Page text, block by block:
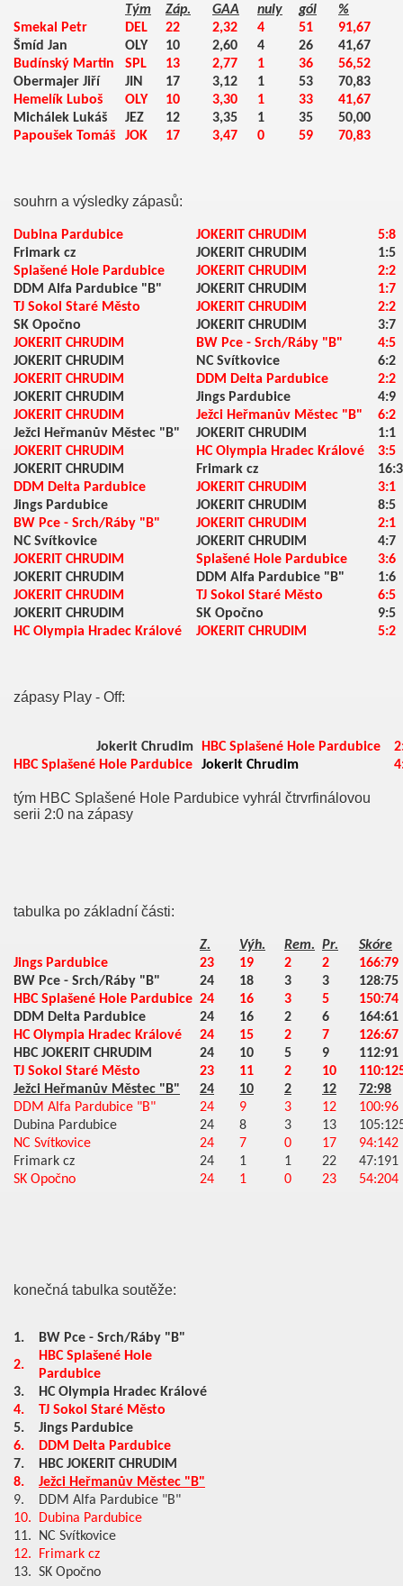
Tým Záp. GAA nuly gól
%
Smekal Petr
DEL 22 2,32 4 51
91,67
Šmíd Jan
OLY 10 2,60 4 26
41,67
Budínský Martin
SPL 13 2,77 1 36
56,52
Obermajer Jiří
JIN 17 3,12 1 53
70,83
Hemelík Luboš
OLY 10 3,30 1 33
41,67
Michálek Lukáš
JEZ 12 3,35 1 35
50,00
Papoušek Tomáš
JOK 17 3,47 0 59 70,83
souhrn a výsledky zápasů:
Dubina Pardubice JOKERIT CHRUDIM
5:8
Frimark cz
JOKERIT CHRUDIM
1:5
Splašené Hole Pardubice
JOKERIT CHRUDIM
2:2
DDM Alfa Pardubice "B"
JOKERIT CHRUDIM
1:7
TJ Sokol Staré Město
JOKERIT CHRUDIM
2:2
SK Opočno
JOKERIT CHRUDIM
3:7
JOKERIT CHRUDIM
BW Pce - Srch/Ráby "B"
4:5
JOKERIT CHRUDIM
NC Svítkovice
6:2
JOKERIT CHRUDIM
DDM Delta Pardubice
2:2
JOKERIT CHRUDIM
Jings Pardubice
4:9
JOKERIT CHRUDIM
Ježci Heřmanův Městec "B"
6:2
Ježci Heřmanův Městec "B"
JOKERIT CHRUDIM
1:1
JOKERIT CHRUDIM
HC Olympia Hradec Králové
3:5
JOKERIT CHRUDIM
Frimark cz
16:3
DDM Delta Pardubice
JOKERIT CHRUDIM
3:1
Jings Pardubice
JOKERIT CHRUDIM
8:5
BW Pce - Srch/Ráby "B"
JOKERIT CHRUDIM
2:1
NC Svítkovice
JOKERIT CHRUDIM
4:7
JOKERIT CHRUDIM
Splašené Hole Pardubice
3:6
JOKERIT CHRUDIM
DDM Alfa Pardubice "B"
1:6
JOKERIT CHRUDIM
TJ Sokol Staré Město
6:5
JOKERIT CHRUDIM
SK Opočno
9:5
HC Olympia Hradec Králové
JOKERIT CHRUDIM 5:2
zápasy Play - Off:
Jokerit Chrudim HBC Splašené Hole Pardubice
HBC Splašené Hole Pardubice
Jokerit Chrudim
tým HBC Splašené Hole Pardubice vyhrál čtrvrfinálovou
serii 2:0 na zápasy
tabulka po základní části:
Z. Výh. Rem. Pr.
Skóre
Jings Pardubice
23 19 2 2
166:79
BW Pce - Srch/Ráby "B"
24 18 3 3
128:75
HBC Splašené Hole Pardubice 24 16 3 5
150:74
DDM Delta Pardubice
24 16 2 6
164:61
HC Olympia Hradec Králové
24 15 2 7
126:67
HBC JOKERIT CHRUDIM
24 10 5 9
112:91
TJ Sokol Staré Město
23 11 2 10
Ježci Heřmanův Městec "B"
24 10 2 12
72:98
DDM Alfa Pardubice "B"
24 9 3 12
100:96
Dubina Pardubice
24 8 3 13
NC Svítkovice
24 7 0 17
94:142
Frimark cz
24 1 1 22
47:191
SK Opočno
24 1 0 23 54:204
konečná tabulka soutěže:
1.
BW Pce - Srch/Ráby "B"
2.
HBC Splašené Hole
Pardubice
3.
HC Olympia Hradec Králové
4.
TJ Sokol Staré Město
5.
Jings Pardubice
6.
DDM Delta Pardubice
7.
HBC JOKERIT CHRUDIM
8.
Ježci Heřmanův Městec "B"
9.
DDM Alfa Pardubice "B"
10.
Dubina Pardubice
11.
NC Svítkovice
12.
Frimark cz
13. SK Opočno